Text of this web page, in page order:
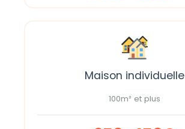
Maison individuelle
100m² et plus